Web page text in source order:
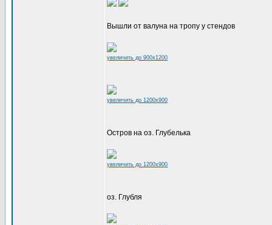
Вышли от валуна на тропу у стендов
увеличить до 900x1200
увеличить до 1200x900
Остров на оз. Глубелька
увеличить до 1200x900
оз. Глубля